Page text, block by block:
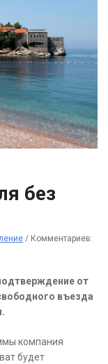
без
/ Комментариев:
от
въезда
компания
будет